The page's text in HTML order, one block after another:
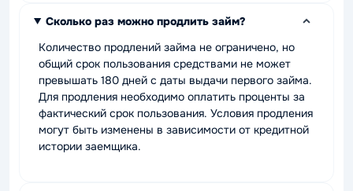
Сколько раз можно продлить займ?
Количество продлений займа не ограничено, но
общий срок пользования средствами не может
превышать 180 дней с даты выдачи первого займа.
Для продления необходимо оплатить проценты за
фактический срок пользования. Условия продления
могут быть изменены в зависимости от кредитной
истории заемщика.